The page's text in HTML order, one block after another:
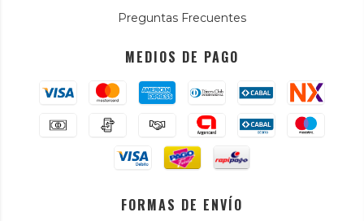
Preguntas Frecuentes
MEDIOS DE PAGO
FORMAS DE ENVÍO